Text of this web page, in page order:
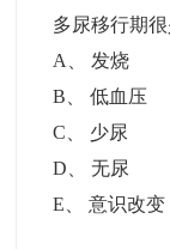
多尿移行期
A
发烧
B 、低血压
C
少尿
D 、无尿
E 、意识改变